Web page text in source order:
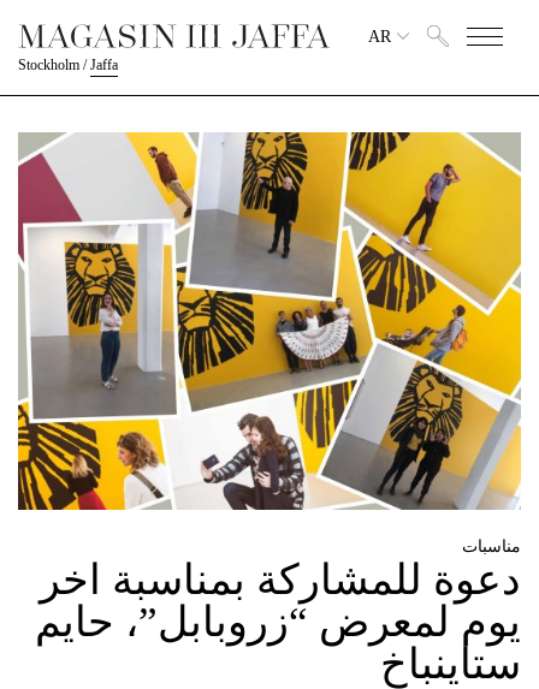
Stockholm /Jaffa
AR
مناسبات
دعوة للمشاركة بمناسبة اخر
يوم لمعرض “زروبابل”، حايم
ستاينباخ